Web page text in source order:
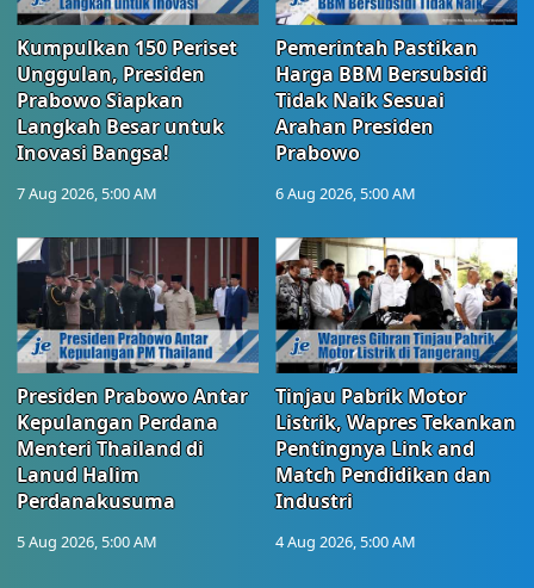
Kumpulkan 150 Periset
Unggulan, Presiden
Prabowo Siapkan
Langkah Besar untuk
Inovasi Bangsa!
7 Aug 2026, 5:00 AM
Pemerintah Pastikan
Harga BBM Bersubsidi
Tidak Naik Sesuai
Arahan Presiden
Prabowo
6 Aug 2026, 5:00 AM
Presiden Prabowo Antar
Kepulangan Perdana
Menteri Thailand di
Lanud Halim
Perdanakusuma
5 Aug 2026, 5:00 AM
Tinjau Pabrik Motor
Listrik, Wapres Tekankan
Pentingnya Link and
Match Pendidikan dan
Industri
4 Aug 2026, 5:00 AM